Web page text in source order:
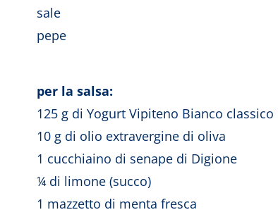
sale
pepe
per la salsa:
125 g di Yogurt Vipiteno Bianco
10 g di olio extravergine di oliva
1 cucchiaino di senape di Digione
¼ di limone (succo)
1 mazzetto di menta fresca